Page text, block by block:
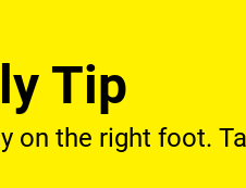
Tip
on the right foot.